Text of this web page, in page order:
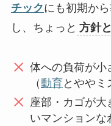
チックにも初期か
し、ちょっと 方針
体への負荷が小
（動育 とややミ
座部・カゴが大
いマンションな